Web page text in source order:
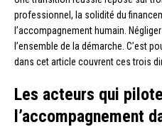
professionnel, la solidité du
l’accompagnement humain.
l’ensemble de la démarche. C’est
dans cet article couvrent ces trois
Les acteurs qui
l’accompagnement